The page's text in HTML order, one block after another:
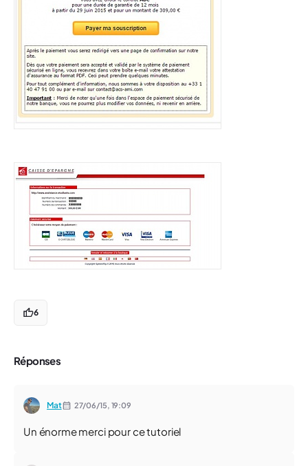
6
Réponses
Mat 27/06/15, 19:09
Un énorme merci pour ce tutoriel